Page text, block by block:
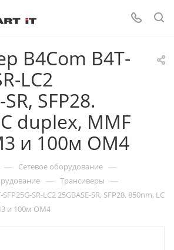
B4Com B4T-
LC2
SFP28.
duplex, MMF
и 100м OM4
— Сетевое оборудование —
— Трансиверы —
SR-LC2 25GBASE-SR, SFP28. 850nm, LC
и 100м OM4